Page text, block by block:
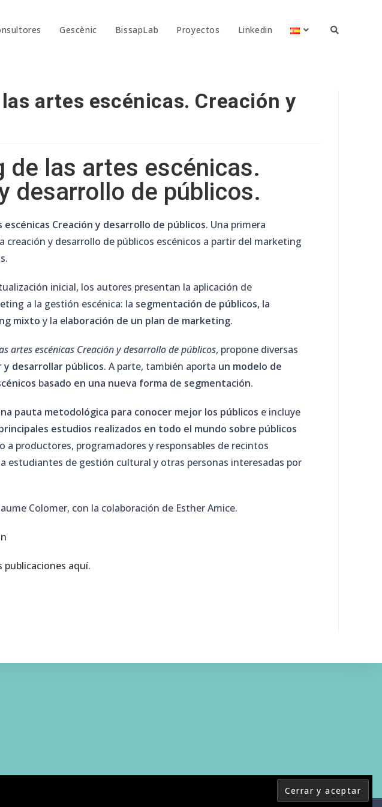
Gescènic BissapLab Proyectos Linkedin
artes escénicas. Creación y
de las artes escénicas.
desarrollo de públicos.
Creación y desarrollo de públicos. Una primera
creación y desarrollo de públicos escénicos a partir del marketing
inicial, los autores presentan la aplicación de
a la gestión escénica: la segmentación de públicos, la
mixto y la elaboración de un plan de marketing.
artes escénicas Creación y desarrollo de públicos, propone diversas
desarrollar públicos. A parte, también aporta un modelo de
basado en una nueva forma de segmentación.
pauta metodológica para conocer mejor los públicos e incluye
estudios realizados en todo el mundo sobre públicos
a productores, programadores y responsables de recintos
estudiantes de gestión cultural y otras personas interesadas por
Colomer, con la colaboración de Esther Amice.
publicaciones aquí.